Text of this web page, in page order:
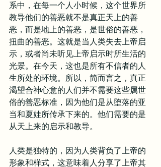
系中，在每一个人小时候，这个世界所
教导他们的善恶就不是真正天上的善
恶，而是地上的善恶，是世俗的善恶，
扭曲的善恶。这就是当人类失去上帝启
示，或者尚未听见上帝启示时所生活的
光景。在今天，这也是所有不信者的人
生所处的环境。所以，简而言之，真正
渴望合神心意的人们并不需要这些属世
俗的善恶标准，因为他们是从堕落的亚
当和夏娃所传承下来的。他们需要的是
从天上来的启示和教导。
人类是独特的，因为人类背负了上帝的
形象和样式，这意味着人分享了上帝其